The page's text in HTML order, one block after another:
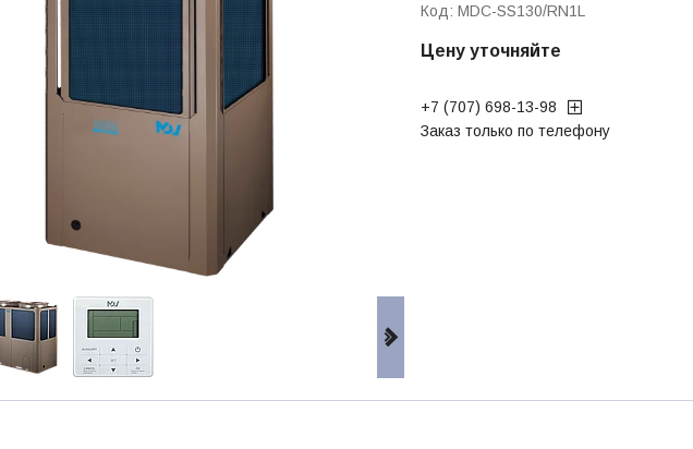
Код: MDC-SS130/RN1L
Цену уточняйте
+7 (707) 698-13-98
Заказ только по телефону